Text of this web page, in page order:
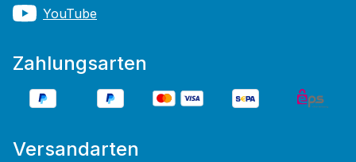
YouTube
Zahlungsarten
Versandarten